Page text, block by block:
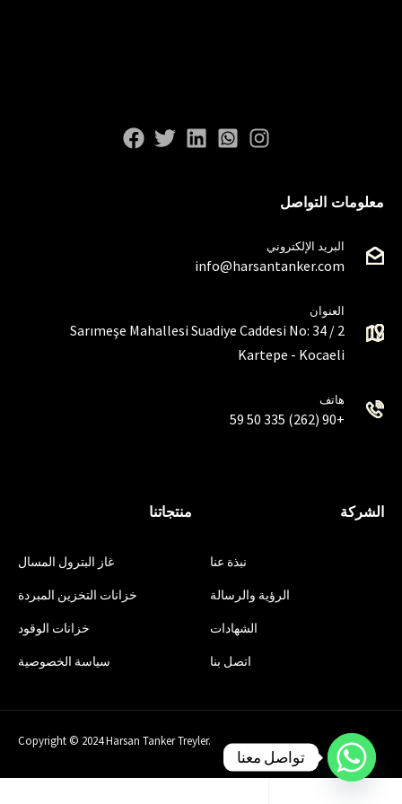
معلومات التواصل
البريد الإلكتروني
info@harsantanker.com
العنوان
Sarımeşe Mahallesi Suadiye Caddesi No: 34 / 2
Kartepe - Kocaeli
هاتف
+90 (262) 335 50 59
منتجاتنا
غاز البترول المسال
خزانات التخزين المبردة
خزانات الوقود
سياسة الخصوصية
الشركة
نبذة عنا
الرؤية والرسالة
الشهادات
اتصل بنا
Copyright © 2024 Harsan Tanker Treyler.
تواصل معنا